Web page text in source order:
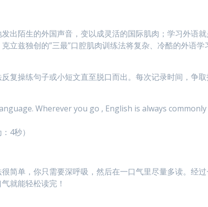
出陌生的外国声音，变以成灵活的国际肌肉；学习外语
立兹独创的”三最”口腔肌肉训练法将复杂、冷酷的外语学
复操练句子或小短文直至脱口而出。每次记录时间，争
Wherever you go , English is always commonly
4秒）
简单，你只需要深呼吸，然后在一口气里尽量多读。经
就能轻松读完！